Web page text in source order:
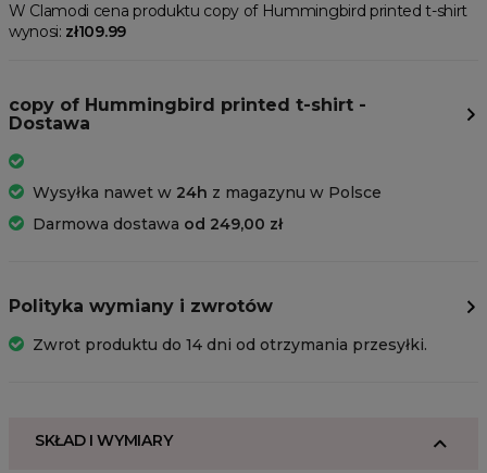
W Clamodi cena produktu copy of Hummingbird printed t-shirt
wynosi: zł109.99
copy of Hummingbird printed t-shirt -
Dostawa
Wysyłka nawet w 24h z magazynu w Polsce
Darmowa dostawa od 249,00 zł
Polityka wymiany i zwrotów
Zwrot produktu do 14 dni od otrzymania przesyłki.
SKŁAD I WYMIARY